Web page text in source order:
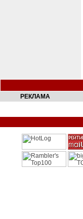
РЕКЛАМА